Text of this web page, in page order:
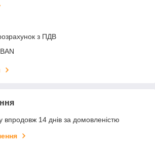
з ПДВ
впродовж 14 днів за домовленістю